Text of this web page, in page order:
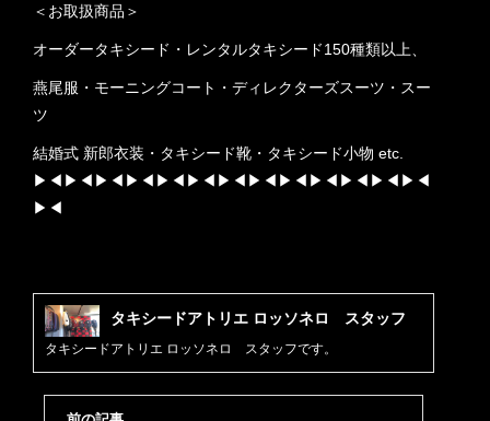
＜お取扱商品＞
オーダータキシード・レンタルタキシード150種類以上、
燕尾服・モーニングコート・ディレクターズスーツ・スー
ツ
結婚式 新郎衣装・タキシード靴・タキシード小物 etc.
▶︎◀︎▶︎◀︎▶︎◀︎▶︎◀︎▶︎◀︎▶︎◀︎▶︎◀︎▶︎◀︎▶︎◀︎▶︎◀︎▶︎◀︎▶︎◀︎▶︎◀︎
▶︎◀︎
タキシードアトリエ ロッソネロ スタッフ
タキシードアトリエ ロッソネロ スタッフです。